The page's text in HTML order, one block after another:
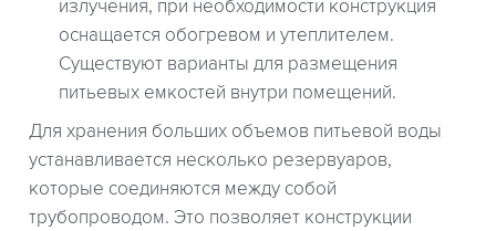
излучения, при необходимости конструкция
оснащается обогревом и утеплителем.
Существуют варианты для размещения
питьевых емкостей внутри помещений.
Для хранения больших объемов питьевой воды
устанавливается несколько резервуаров,
которые соединяются между собой
трубопроводом. Это позволяет конструкции